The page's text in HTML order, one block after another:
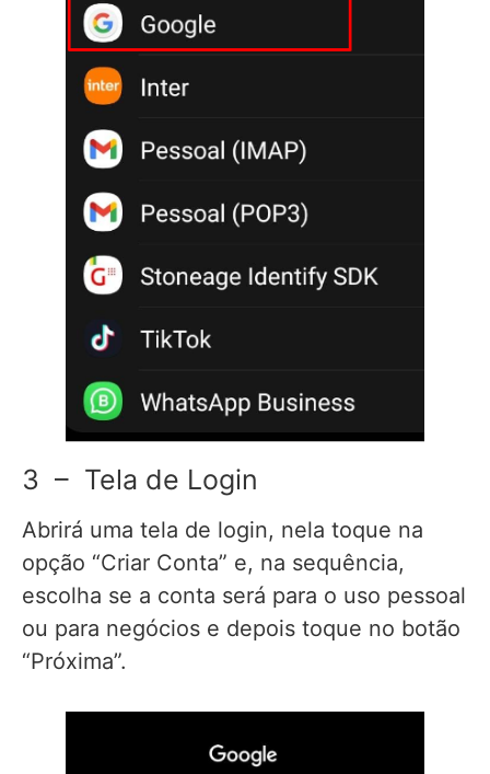
3 – Tela de Login
Abrirá uma tela de login, nela toque na
opção “Criar Conta” e, na sequência,
escolha se a conta será para o uso pessoal
ou para negócios e depois toque no botão
“Próxima”.